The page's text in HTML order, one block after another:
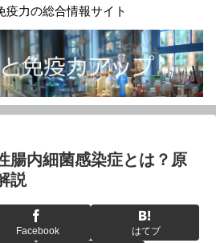
疫力の総合情報サイト
腸内細菌感染症とは？原
説
Facebook はてブ